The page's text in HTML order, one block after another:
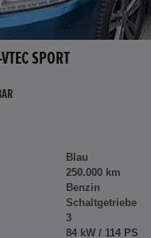
SPORT
Blau
250.000 km
Benzin
Schaltgetriebe
3
84 kW / 114 PS